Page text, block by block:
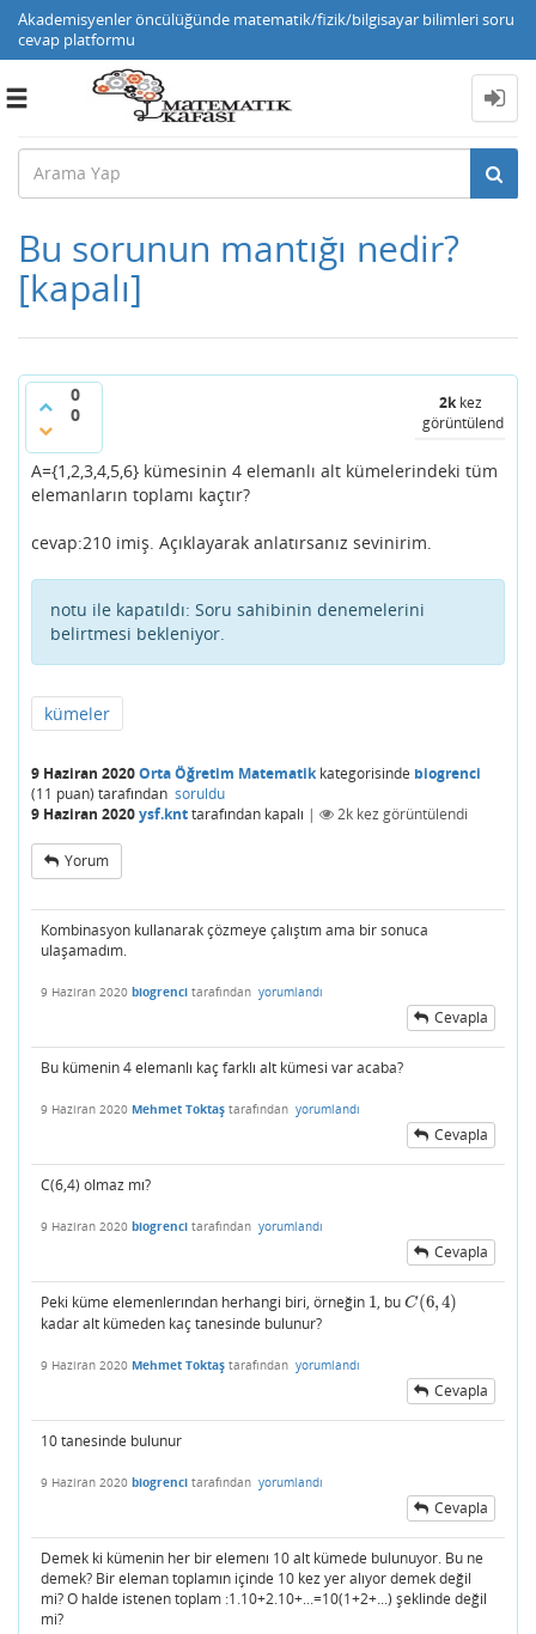
Akademisyenler öncülüğünde matematik/fizik/bilgisayar bilimleri soru
cevap platformu
Toggle
Bu sorunun mantığı nedir?
[kapalı]
0
0
2kkez
görüntülendi
A={1,2,3,4,5,6} kümesinin 4 elemanlı alt kümelerindeki tüm
elemanların toplamı kaçtır?
cevap:210 imiş. Açıklayarak anlatırsanız sevinirim.
notu ile kapatıldı: Soru sahibinin denemelerini
belirtmesi bekleniyor.
kümeler
9 Haziran 2020Orta Öğretim Matematikkategorisinde biogrenci
(11 puan) tarafından soruldu
9 Haziran 2020ysf.knttarafından kapalı | 2k kez görüntülendi
Yorum
Kombinasyon kullanarak çözmeye çalıştım ama bir sonuca
ulaşamadım.
9 Haziran 2020 biogrenci tarafından yorumlandı
Cevapla
Bu kümenin 4 elemanlı kaç farklı alt kümesi var acaba?
9 Haziran 2020 Mehmet Toktaş tarafından yorumlandı
Cevapla
C(6,4) olmaz mı?
9 Haziran 2020 biogrenci tarafından yorumlandı
Cevapla
Peki küme elemenlerından herhangi biri, örneğin 1
1, buC(6, 4)
C(6,4)
kadar alt kümeden kaç tanesinde bulunur?
9 Haziran 2020 Mehmet Toktaş tarafından yorumlandı
Cevapla
10 tanesinde bulunur
9 Haziran 2020 biogrenci tarafından yorumlandı
Cevapla
Demek ki kümenin her bir elemenı 10 alt kümede bulunuyor. Bu ne
demek? Bir eleman toplamın içinde 10 kez yer alıyor demek değil
mi? O halde istenen toplam :1.10+2.10+...=10(1+2+...) şeklinde değil
mi?